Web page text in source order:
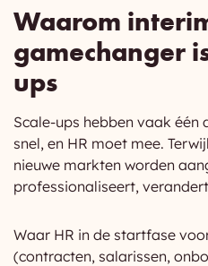
Waarom
gamechanger
ups
Scale-ups hebben vaak
snel, en HR moet mee.
nieuwe markten worden
professionaliseert,
Waar HR in de startfase
(contracten, salarissen,